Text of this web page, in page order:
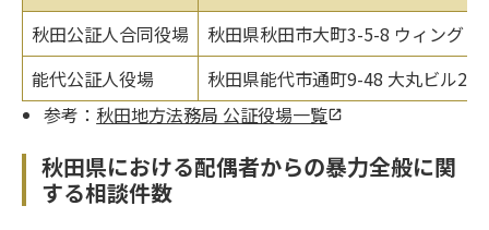
秋田公証人合同役場
秋田県秋田市大町3-5-8 ウィング・
能代公証人役場
秋田県能代市通町9-48 大丸ビル2階
参考： 秋田地方法務局 公証役場一覧
秋田県における配偶者からの暴力全般に関
する相談件数